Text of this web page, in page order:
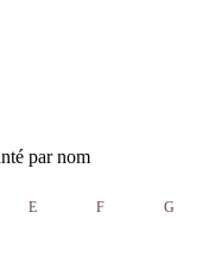
par nom
E F G